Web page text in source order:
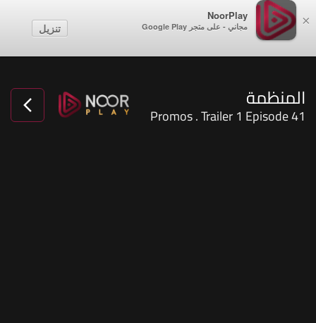
×
NoorPlay
مجاني - على متجر Google Play تنزيل
المنظمة
Promos . Trailer 1 Episode 41